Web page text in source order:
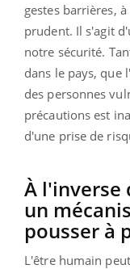
gestes barrières,
prudent. Il s'agit
notre sécurité.
dans le pays, que
des personnes
précautions est
d'une prise de
À l'inverse
un
pousser à
L'être humain